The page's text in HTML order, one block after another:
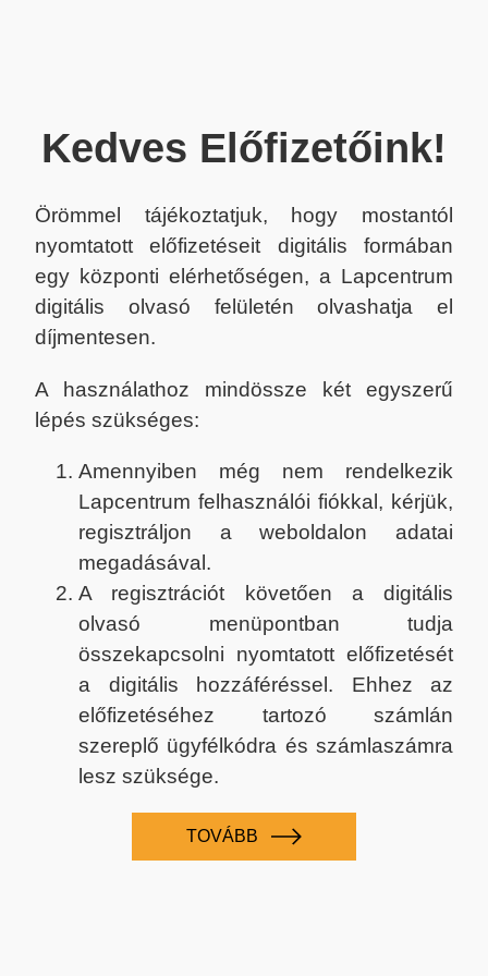
Kedves Előfizetőink!
Örömmel tájékoztatjuk, hogy mostantól
nyomtatott előfizetéseit digitális formában
egy központi elérhetőségen, a Lapcentrum
digitális olvasó felületén olvashatja el
díjmentesen.
A használathoz mindössze két egyszerű
lépés szükséges:
Amennyiben még nem rendelkezik
Lapcentrum felhasználói fiókkal, kérjük,
regisztráljon a weboldalon adatai
megadásával.
A regisztrációt követően a digitális
olvasó menüpontban tudja
összekapcsolni nyomtatott előfizetését
a digitális hozzáféréssel. Ehhez az
előfizetéséhez tartozó számlán
szereplő ügyfélkódra és számlaszámra
lesz szüksége.
TOVÁBB